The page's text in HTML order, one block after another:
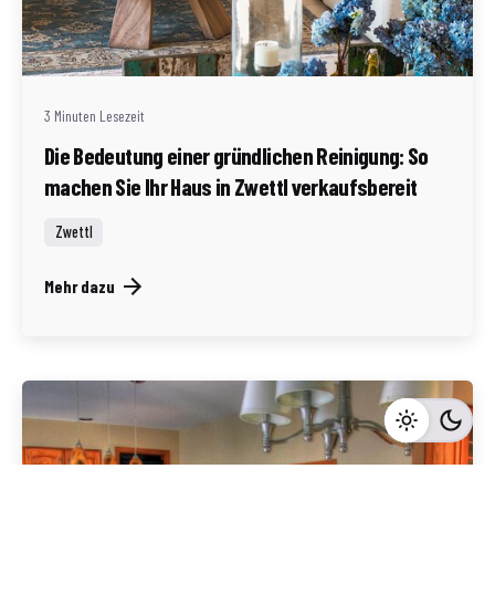
Geschrieben von
Redaktion Immofragen Zwettl
3 Minuten Lesezeit
Die Bedeutung einer gründlichen Reinigung: So
machen Sie Ihr Haus in Zwettl verkaufsbereit
Zwettl
Mehr dazu